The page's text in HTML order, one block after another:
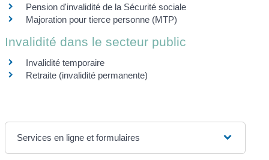
Pension d'invalidité de la Sécurité sociale
Majoration pour tierce personne (MTP)
Invalidité dans le secteur public
Invalidité temporaire
Retraite (invalidité permanente)
Services en ligne et formulaires